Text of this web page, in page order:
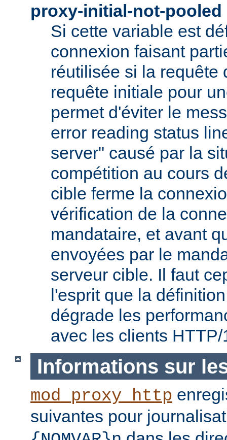
proxy-initial-not-pooled
Si cette variable est
connexion faisant
réutilisée si la requête
requête initiale pour
permet d'éviter le
error reading status
server" causé par la
compétition au cours
cible ferme la
vérification de la
mandataire, et avant
envoyées par le
serveur cible. Il faut
l'esprit que la
dégrade les
avec les clients HTTP/
Informations sur
mod_proxy_http
suivantes pour